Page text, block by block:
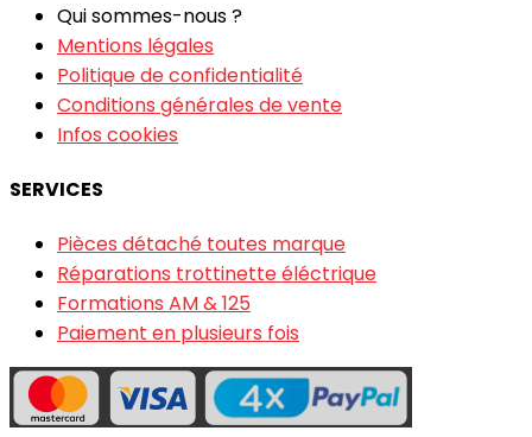
Qui sommes-nous ?
Mentions légales
Politique de confidentialité
Conditions générales de vente
Infos cookies
SERVICES
Pièces détaché toutes marque
Réparations trottinette éléctrique
Formations AM & 125
Paiement en plusieurs fois